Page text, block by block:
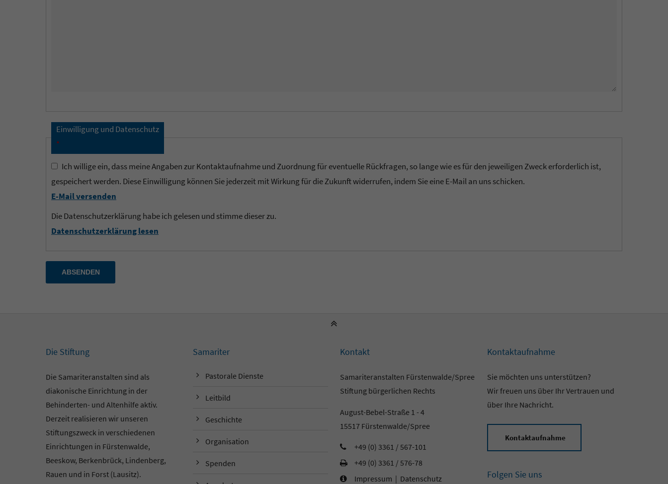
Einwilligung und Datenschutz
*
Ich willige ein, dass meine Angaben zur Kontaktaufnahme und Zuordnung für eventuelle Rückfragen, so lange wie es für den jeweiligen Zweck erforderlich ist,
gespeichert werden. Diese Einwilligung können Sie jederzeit mit Wirkung für die Zukunft widerrufen, indem Sie eine E-Mail an uns schicken.
E-Mail versenden
Die Datenschutzerklärung habe ich gelesen und stimme dieser zu.
Datenschutzerklärung lesen
ABSENDEN
Die Stiftung
Die Samariteranstalten sind als
diakonische Einrichtung in der
Behinderten- und Altenhilfe aktiv.
Derzeit realisieren wir unseren
Stiftungszweck in verschiedenen
Einrichtungen in Fürstenwalde,
Beeskow, Berkenbrück, Lindenberg,
Rauen und in Forst (Lausitz).
Samariter
Pastorale Dienste
Leitbild
Geschichte
Organisation
Spenden
Kontakt
Samariteranstalten Fürstenwalde/Spree
Stiftung bürgerlichen Rechts
August-Bebel-Straße 1 - 4
15517 Fürstenwalde/Spree
+49 (0) 3361 / 567-101
+49 (0) 3361 / 576-78
Impressum | Datenschutz
Kontaktaufnahme
Sie möchten uns unterstützen?
Wir freuen uns über Ihr Vertrauen und
über Ihre Nachricht.
Kontaktaufnahme
Folgen Sie uns